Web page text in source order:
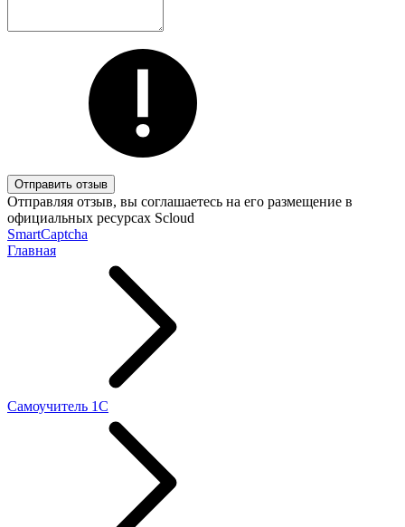
Отправить отзыв
Отправляя отзыв, вы соглашаетесь на его размещение в
официальных ресурсах Scloud
SmartCaptcha
Главная
Самоучитель 1С